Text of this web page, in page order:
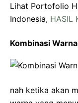
Lihat Portofolio
Indonesia, HASIL
Kombinasi
nah ketika akan